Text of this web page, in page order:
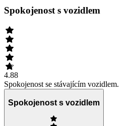
Spokojenost s vozidlem
4.88
Spokojenost se stávajícím vozidlem.
Spokojenost s vozidlem